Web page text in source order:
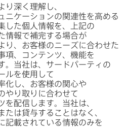
り​深く​理解し、​
ニケーションの​関連性を​高める​
した​個人情報を、​上記の​
情報で​補完する​場合が​
り、​お客様の​ニーズに​合わせた​
項、​コンテンツ、​機能を​
。​当社は、​サードパーティの​
ルを​使用して​
化し、​お客様の​関心や​
やり​取りに​合わせて​
を​配信します。​当社は、​
たは​貸与する​ことは​なく、​
記載されている​情報のみを​